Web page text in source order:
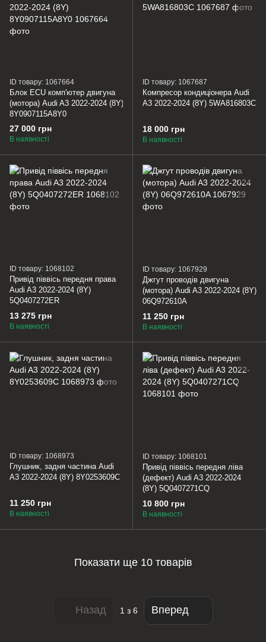
ID товару: 1067664
Блок ECU комп'ютер двигуна
(мотора) Audi A3 2022-2024 (8Y)
8Y0907115A8Y0
27 000 грн
В наявності
ID товару: 1067687
Компресор кондиціонера Audi
A3 2022-2024 (8Y) 5WA816803C
18 000 грн
В наявності
ID товару: 1068102
Привід піввісь передня права
Audi A3 2022-2024 (8Y)
5Q0407272ER
13 275 грн
В наявності
ID товару: 1067929
Джгут проводів двигуна
(мотора) Audi A3 2022-2024 (8Y)
06Q972610A
11 250 грн
В наявності
ID товару: 1068973
Глушник, задня частина Audi
A3 2022-2024 (8Y) 8Y0253609C
11 250 грн
В наявності
ID товару: 1068101
Привід піввісь передня ліва
(дефект) Audi A3 2022-2024
(8Y) 5Q0407271CQ
10 800 грн
В наявності
Показати ще 10 товарів
Назад 1 з 6 Вперед